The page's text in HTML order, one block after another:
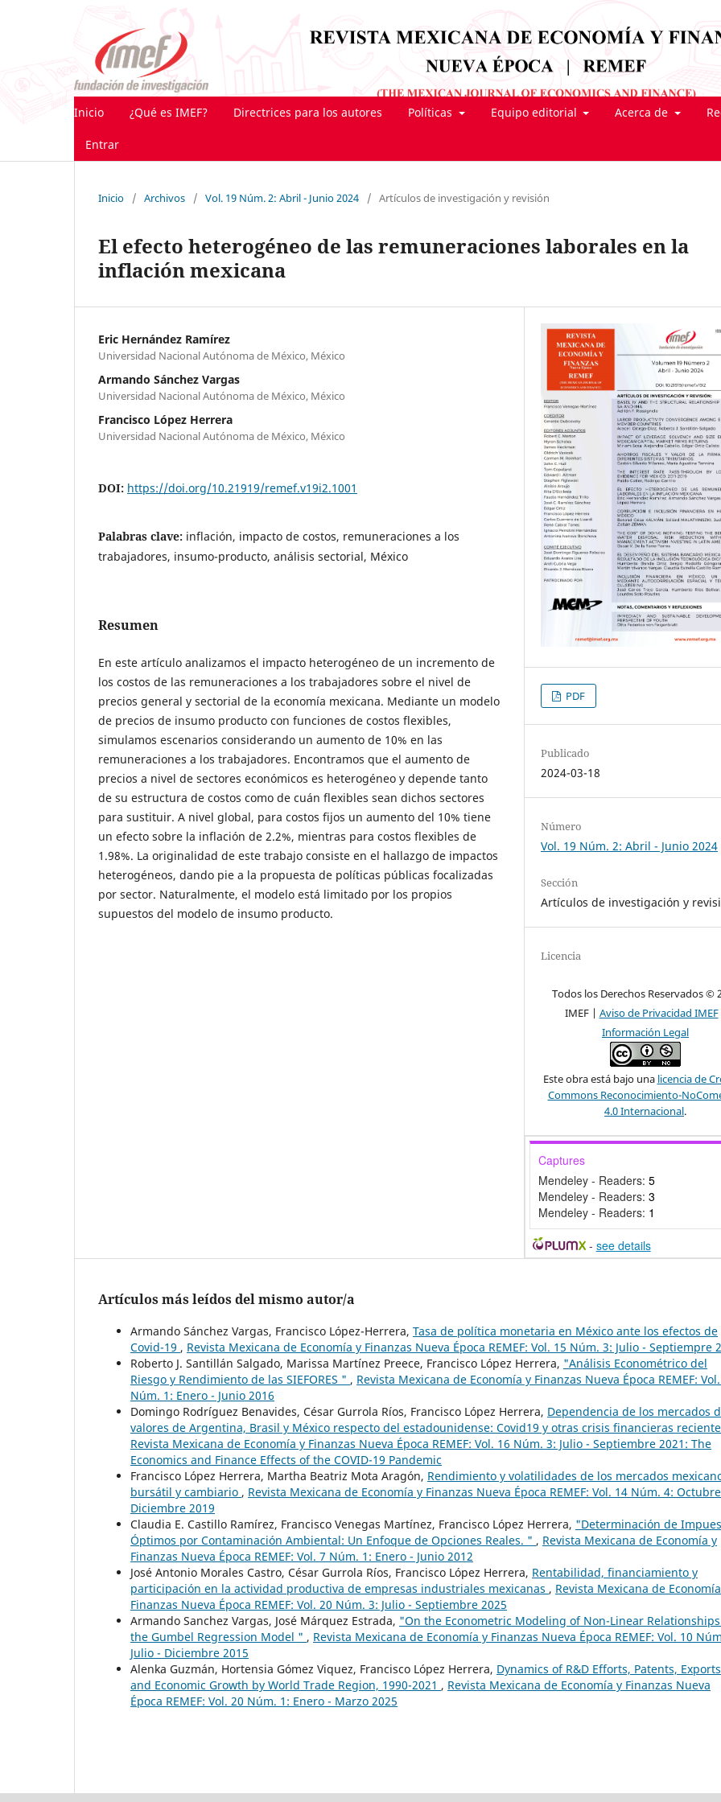
Inicio ¿Qué es IMEF? Directrices para los autores Políticas Equipo editorial Acerca de
Entrar
Inicio / Archivos / Vol. 19 Núm. 2: Abril - Junio 2024 / Artículos de investigación y revisión
El efecto heterogéneo de las remuneraciones laborales en la
inflación mexicana
Eric Hernández Ramírez
Universidad Nacional Autónoma de México, México
Armando Sánchez Vargas
Universidad Nacional Autónoma de México, México
Francisco López Herrera
Universidad Nacional Autónoma de México, México
DOI: https://doi.org/10.21919/remef.v19i2.1001
Palabras clave: inflación, impacto de costos, remuneraciones a los
trabajadores, insumo-producto, análisis sectorial, México
Resumen
En este artículo analizamos el impacto heterogéneo de un incremento de
los costos de las remuneraciones a los trabajadores sobre el nivel de
precios general y sectorial de la economía mexicana. Mediante un modelo
de precios de insumo producto con funciones de costos flexibles,
simulamos escenarios considerando un aumento de 10% en las
remuneraciones a los trabajadores. Encontramos que el aumento de
precios a nivel de sectores económicos es heterogéneo y depende tanto
de su estructura de costos como de cuán flexibles sean dichos sectores
para sustituir. A nivel global, para costos fijos un aumento del 10% tiene
un efecto sobre la inflación de 2.2%, mientras para costos flexibles de
1.98%. La originalidad de este trabajo consiste en el hallazgo de impactos
heterogéneos, dando pie a la propuesta de políticas públicas focalizadas
por sector. Naturalmente, el modelo está limitado por los propios
supuestos del modelo de insumo producto.
PDF
Publicado
2024-03-18
Número
Vol. 19 Núm. 2: Abril - Junio 2024
Sección
Artículos de investigación y
Licencia
Todos los Derechos Reservados ©
IMEF | Aviso de Privacidad IMEF
Información Legal
Este obra está bajo una licencia de
Commons Reconocimiento-
4.0 Internacional.
Captures
Mendeley - Readers: 5
Mendeley - Readers: 3
Mendeley - Readers: 1
- see details
Artículos más leídos del mismo autor/a
Armando Sánchez Vargas, Francisco López-Herrera, Tasa de política monetaria en México ante los efectos de
Covid-19 , Revista Mexicana de Economía y Finanzas Nueva Época REMEF: Vol. 15 Núm. 3: Julio - Septiempre
Roberto J. Santillán Salgado, Marissa Martínez Preece, Francisco López Herrera, "Análisis Econométrico del
Riesgo y Rendimiento de las SIEFORES " , Revista Mexicana de Economía y Finanzas Nueva Época REMEF: Vol.
Núm. 1: Enero - Junio 2016
Domingo Rodríguez Benavides, César Gurrola Ríos, Francisco López Herrera, Dependencia de los mercados
valores de Argentina, Brasil y México respecto del estadounidense: Covid19 y otras crisis financieras
Revista Mexicana de Economía y Finanzas Nueva Época REMEF: Vol. 16 Núm. 3: Julio - Septiembre 2021: The
Economics and Finance Effects of the COVID-19 Pandemic
Francisco López Herrera, Martha Beatriz Mota Aragón, Rendimiento y volatilidades de los mercados
bursátil y cambiario , Revista Mexicana de Economía y Finanzas Nueva Época REMEF: Vol. 14 Núm. 4:
Diciembre 2019
Claudia E. Castillo Ramírez, Francisco Venegas Martínez, Francisco López Herrera, "Determinación de
Óptimos por Contaminación Ambiental: Un Enfoque de Opciones Reales. " , Revista Mexicana de Economía y
Finanzas Nueva Época REMEF: Vol. 7 Núm. 1: Enero - Junio 2012
José Antonio Morales Castro, César Gurrola Ríos, Francisco López Herrera, Rentabilidad, financiamiento y
participación en la actividad productiva de empresas industriales mexicanas , Revista Mexicana de
Finanzas Nueva Época REMEF: Vol. 20 Núm. 3: Julio - Septiembre 2025
Armando Sanchez Vargas, José Márquez Estrada, "On the Econometric Modeling of Non-Linear
the Gumbel Regression Model " , Revista Mexicana de Economía y Finanzas Nueva Época REMEF: Vol. 10
Julio - Diciembre 2015
Alenka Guzmán, Hortensia Gómez Viquez, Francisco López Herrera, Dynamics of R&D Efforts, Patents, Exports
and Economic Growth by World Trade Region, 1990-2021 , Revista Mexicana de Economía y Finanzas Nueva
Época REMEF: Vol. 20 Núm. 1: Enero - Marzo 2025